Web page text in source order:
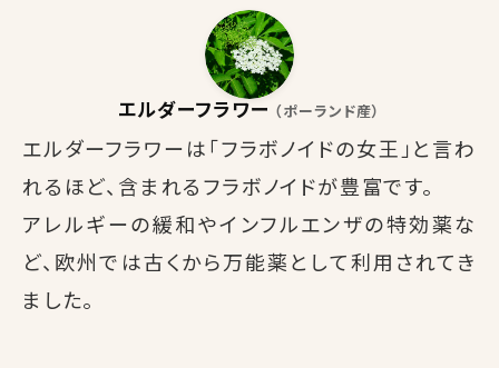
エルダーフラワー （ポーランド産）
エルダーフラワーは「フラボノイドの女王」と言わ
れるほど、含まれるフラボノイドが豊富です。
アレルギーの緩和やインフルエンザの特効薬な
ど、欧州では古くから万能薬として利用されてき
ました。